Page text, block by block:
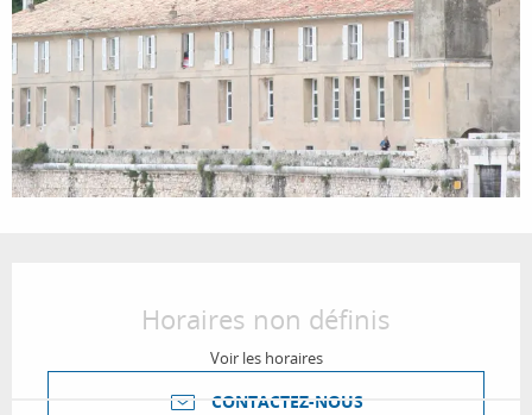
Horaires non définis
Voir les horaires
CONTACTEZ-NOUS